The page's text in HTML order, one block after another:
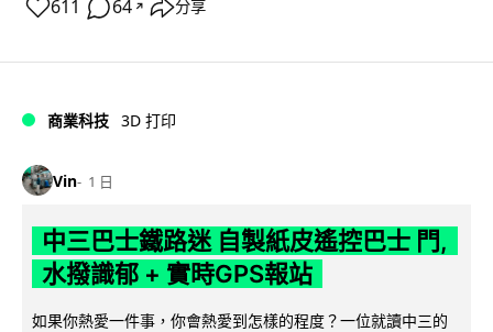
611 64 ↗ 分享
商業科技 3D 打印
Vin 1 日
中三巴士鐵路迷 自製紙皮遙控巴士 門,
水撥識郁 + 實時GPS報站
如果你熱愛一件事，你會熱愛到怎樣的程度？一位就讀中三的